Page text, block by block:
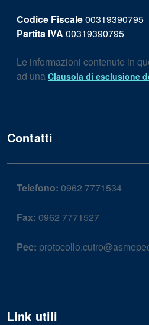
Codice Fiscale00319390795
Partita IVA 00319390795
Le informazioni contenute in
ad una Clausola di esclusione
Contatti
Telefono: 0962 7771534
Fax: 0962 7771527
Pec:
Link utili